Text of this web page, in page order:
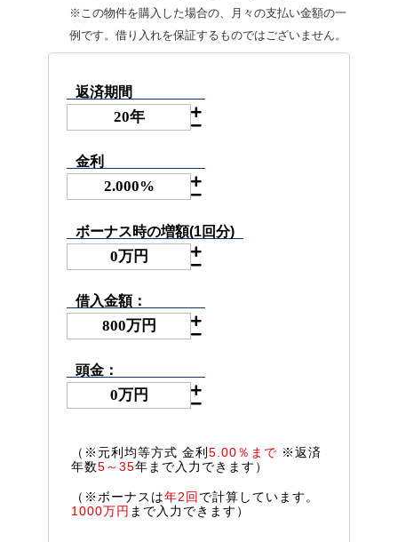
※この物件を購入した場合の、月々の支払い金額の一
例です。借り入れを保証するものではございません。
返済期間
金利
ボーナス時の増額(1回分)
借入金額：
頭金：
（※元利均等方式 金利5.00％まで ※返済
年数5～35年まで入力できます）
（※ボーナスは年2回で計算しています。
1000万円 まで入力できます）